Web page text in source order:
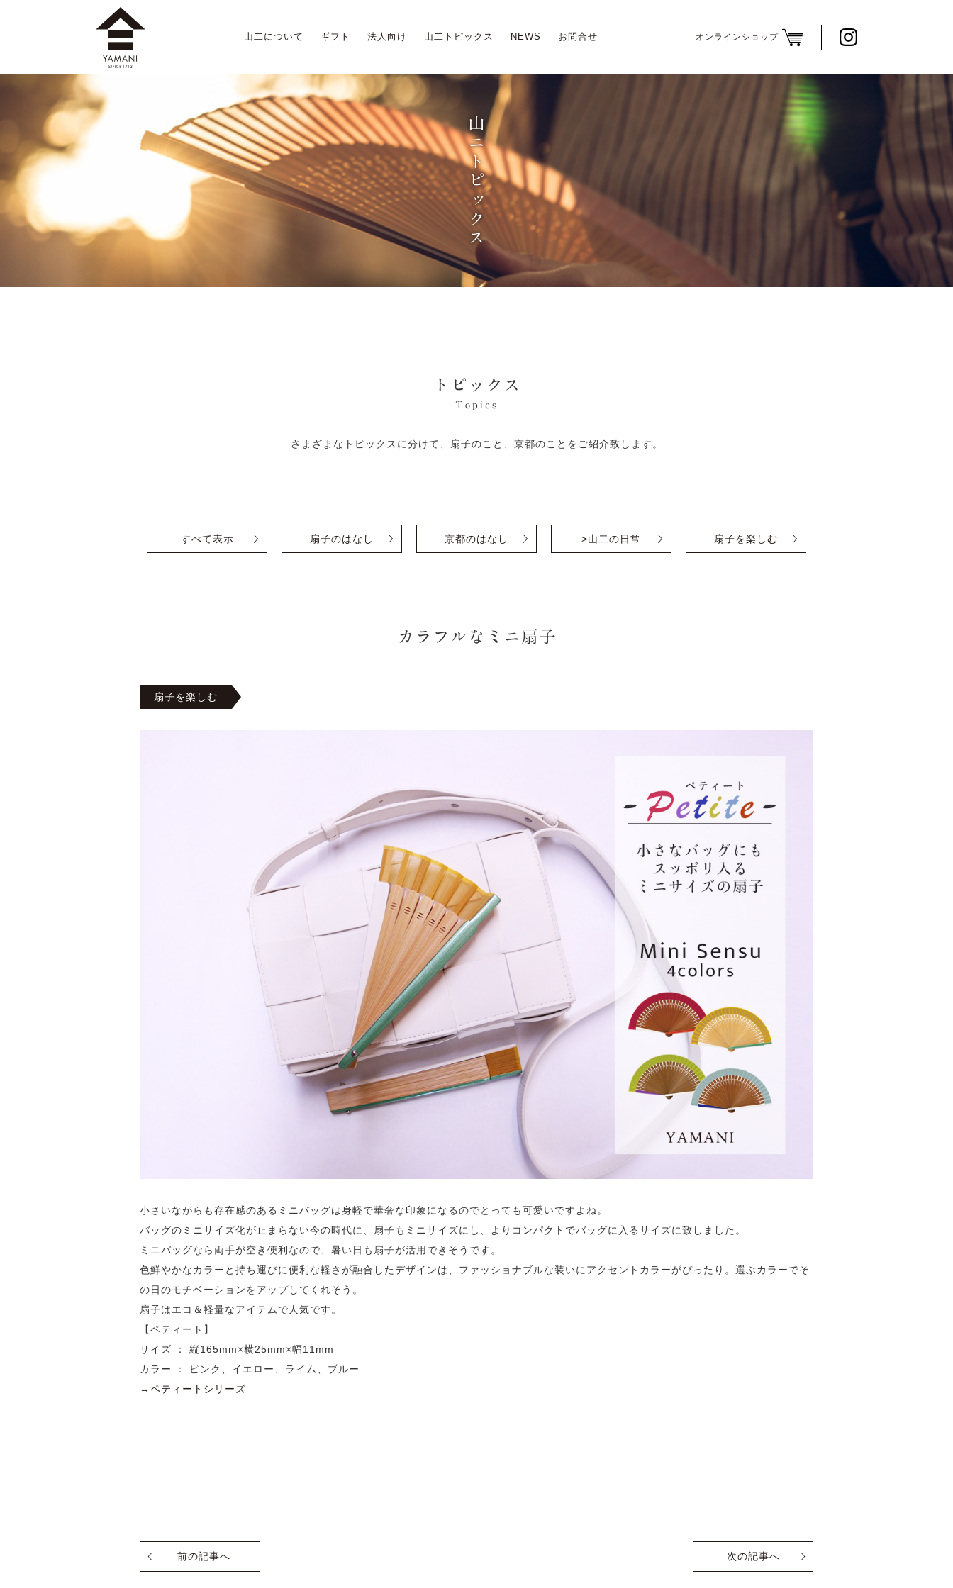
山二について
ギフト 法人向け 山二トピックス NEWS お問合せ オンラインショップ
山ニトピックス
トピックス
Topics
さまざまなトピックスに分けて、扇子のこと、京都のことをご紹介致します。
すべて表示 扇子のはなし 京都のはなし >山二の日常 扇子を楽しむ
カラフルなミニ扇子
扇子を楽しむ
小さいながらも存在感のあるミニバッグは身軽で華奢な印象になるのでとっても可愛いですよね。
バッグのミニサイズ化が止まらない今の時代に、扇子もミニサイズにし、よりコンパクトでバッグに入るサイズに致しました。
ミニバッグなら両手が空き便利なので、暑い日も扇子が活用できそうです。
色鮮やかなカラーと持ち運びに便利な軽さが融合したデザインは、ファッショナブルな装いにアクセントカラーがぴったり。選ぶカラーでそ
の日のモチベーションをアップしてくれそう。
扇子はエコ＆軽量なアイテムで人気です。
【ペティート】
サイズ ： 縦165mm×横25mm×幅11mm
カラー ： ピンク、イエロー、ライム、ブルー
→ ペティートシリーズ
前の記事へ 次の記事へ